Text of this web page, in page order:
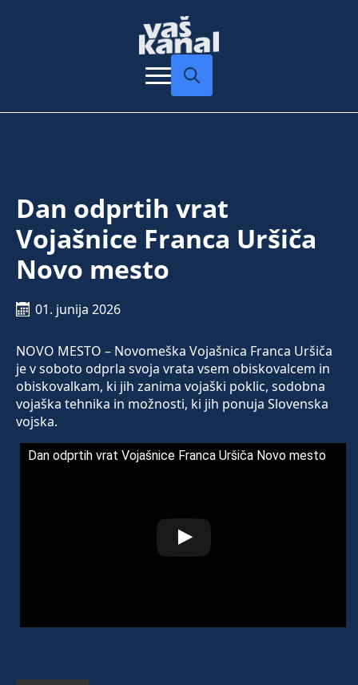
Dan odprtih vrat
Vojašnice Franca Uršiča
Novo mesto
01. junija 2026
NOVO MESTO – Novomeška Vojašnica Franca Uršiča
je v soboto odprla svoja vrata vsem obiskovalcem in
obiskovalkam, ki jih zanima vojaški poklic, sodobna
vojaška tehnika in možnosti, ki jih ponuja Slovenska
vojska.
Dan odprtih vrat Vojašnice Franca Uršiča Novo mesto